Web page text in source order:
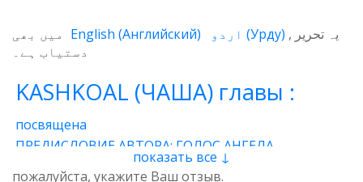
یہ تحریر (Урду)
English (Английский)
میں بھی
دستیاب ہے۔
KASHKOAL (ЧАША) главы :
посвящена
ПРЕДИСЛОВИЕ АВТОРА: ГОЛОС АНГЕЛА
1 - Энергия
2 - Атом 3 - Восток и Запад
показать все ↓
пожалуйста, укажите Ваш отзыв.